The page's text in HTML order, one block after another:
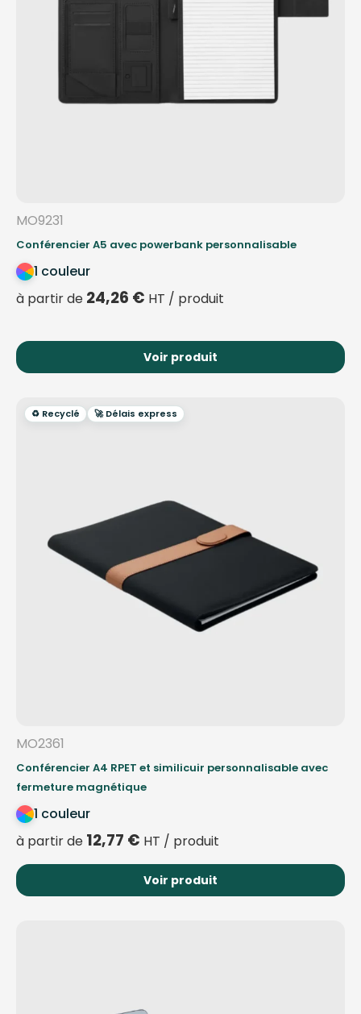
MO9231
Conférencier A5 avec powerbank personnalisable
1 couleur
à partir de 24,26 € HT / produit
Voir produit
♻️ Recyclé 🚀 Délais express
MO2361
Conférencier A4 RPET et similicuir personnalisable avec
fermeture magnétique
1 couleur
à partir de 12,77 € HT / produit
Voir produit